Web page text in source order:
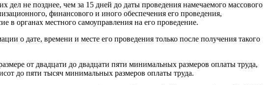
не позднее, чем за 15 дней до даты проведения намечаемого массового
финансового и иного обеспечения его проведения,
в органах местного самоуправления на его проведение.
о дате, времени и месте его проведения только после получения такого
от двадцати до двадцати пяти минимальных размеров оплаты труда,
до пяти тысяч минимальных размеров оплаты труда.